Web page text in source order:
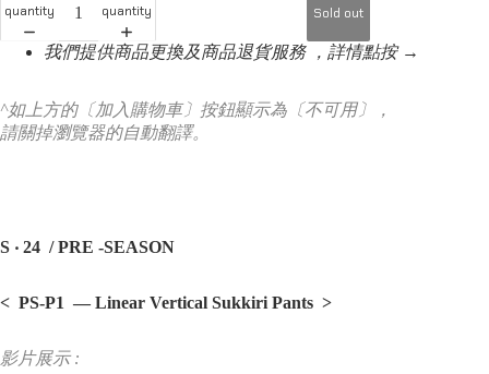
quantity
quantity
Sold out
我們提供商品更換及商品退貨服務 ，詳情點按 →
^如上方的〔加入購物車〕按鈕顯示為〔不可用〕，
請關掉瀏覽器的自動翻譯。
S ‧ 24 / PRE -SEASON
< PS-P1 — Linear Vertical Sukkiri Pants >
影片展示 :